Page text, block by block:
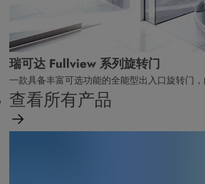
瑞可达 Fullview 系列旋转门
一款具备丰富可选功能的全能型出入口旋转门，
查看所有产品